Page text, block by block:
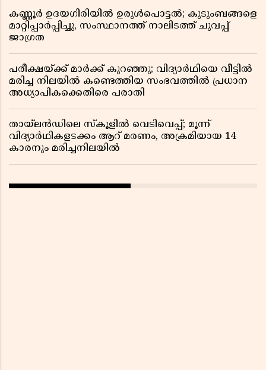
കണ്ണൂർ ഉദയഗിരിയിൽ ഉരുൾപൊട്ടൽ; കുടുംബങ്ങളെ
മാറ്റിപ്പാർപ്പിച്ചു, സംസ്ഥാനത്ത് നാലിടത്ത് ചുവപ്പ്
ജാഗ്രത
പരീക്ഷയ്ക്ക് മാർക്ക് കുറഞ്ഞു; വിദ്യാർഥിയെ വീട്ടിൽ
മരിച്ച നിലയിൽ കണ്ടെത്തിയ സംഭവത്തിൽ പ്രധാന
അധ്യാപികക്കെതിരെ പരാതി
തായ്‌ലൻഡിലെ സ്‌കൂളിൽ വെടിവെപ്പ്; മൂന്ന്
വിദ്യാർഥികളടക്കം ആറ് മരണം, അക്രമിയായ 14
കാരനും മരിച്ചനിലയിൽ